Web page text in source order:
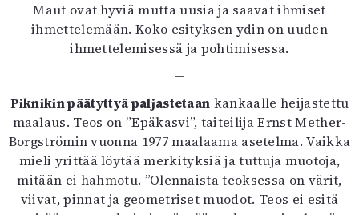
Maut ovat hyviä mutta uusia ja saavat ihmiset
ihmettelemään. Koko esityksen ydin on uuden
ihmettelemisessä ja pohtimisessa.
—
Piknikin päätyttyä paljastetaan kankaalle heijastettu
maalaus. Teos on ”Epäkasvi”, taiteilija Ernst Mether-
Borgströmin vuonna 1977 maalaama asetelma. Vaikka
mieli yrittää löytää merkityksiä ja tuttuja muotoja,
mitään ei hahmotu. ”Olennaista teoksessa on värit,
viivat, pinnat ja geometriset muodot. Teos ei esitä